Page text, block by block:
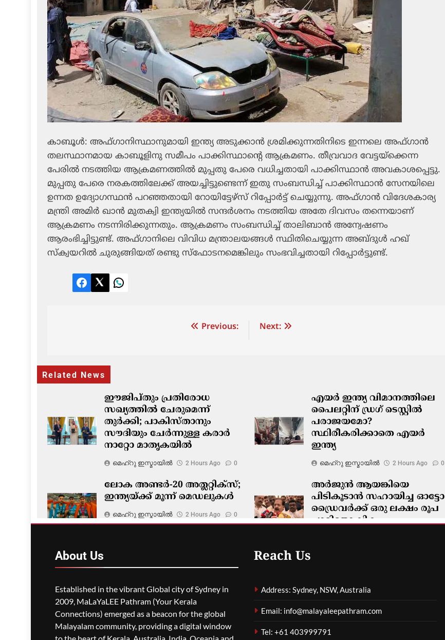
കാബൂള്‍: അഫ്ഗാനിസ്ഥാനുമായി ഇന്ത്യ അടുക്കാന്‍ ശ്രമിക്കുന്നതിനിടെ ഇന്നലെ അഫ്ഗാന്‍
തലസ്ഥാനമായ കാബൂളിനു സമീപം പാക്കിസ്ഥാന്റെ ആക്രമണം. തീവ്രവാദ വേട്ടയ്‌ക്കെന്ന
പേരില്‍ നടത്തിയ ആക്രമണത്തില്‍ മുപ്പതു പേരെ വധിച്ചതായി പാക്കിസ്ഥാന്‍ അവകാശപ്പെട്ടു.
മുപ്പതു പേരെ നരകത്തിലേക്ക് അയച്ചിട്ടുണ്ടെന്ന് ഇതു സംബന്ധിച്ച് പാക്കിസ്ഥാന്‍ സേനയിലെ
ഉന്നത ഉദ്യോഗസ്ഥന്‍ പറഞ്ഞതായി റോയിട്ടേഴ്‌സ് റിപ്പോര്‍ട്ട് ചെയ്യുന്നു. അഫ്ഗാന്‍ വിദേശകാര്യ
മന്ത്രി അമിര്‍ ഖാന്‍ മുതക്വി ഇന്ത്യയില്‍ സന്ദര്‍ശനം നടത്തിയ അതേ ദിവസം തന്നെയാണ്
ആക്രമണം നടന്നിരിക്കുന്നതും. ആക്രമണം സംബന്ധിച്ച് താലിബാന്‍ അന്വേഷണം
ആരംഭിച്ചിട്ടുണ്ട്. അഫ്ഗാനിലെ വിവിധ മന്ത്രാലയങ്ങള്‍ സ്ഥിതിചെയ്യുന്ന അബ്ദുള്‍ ഹഖ്
സ്‌ക്വയറില്‍ ചുരുങ്ങിയത് രണ്ടു സ്‌ഫോടനമെങ്കിലും സംഭവിച്ചതായി റിപ്പോര്‍ട്ടുണ്ട്.
Facebook
TwitterLinkedIn
Previous: Next:
Related News
ഈജിപ്തും പ്രതിരോധ
സഖ്യത്തിൽ ചേരുമെന്ന്
തുർക്കി; പാകിസ്താനും
സൗദിയും ചേർന്നുള്ള കരാർ
നാറ്റോ മാതൃകയിൽ
മെഹ്റു ഇസ്മായില്‍ 2 Hours Ago 0
എയർ ഇന്ത്യ വിമാനത്തിലെ
പൈലറ്റിന് ഡ്രഗ് ടെസ്റ്റിൽ
പരാജയമോ?
സ്ഥിരീകരിക്കാതെ എയർ
ഇന്ത്യ
മെഹ്റു ഇസ്മായില്‍ 2 Hours Ago 0
ലോക അണ്ടർ-20 അത്ലറ്റിക്സ്;
ഇന്ത്യയ്ക്ക് മൂന്ന് മെഡലുകൾ
മെഹ്റു ഇസ്മായില്‍ 2 Hours Ago 0
അർജുൻ ആയങ്കിയെ
പിടികൂടാൻ സഹായിച്ച ഓട്ടോ
ഡ്രൈവർക്ക് ഒരു ലക്ഷം രൂപ
പാരിതോഷികം
About Us
Established in the vibrant Global city of Sydney in
2009, MaLaYaLEE Pathram (Your Kerala
Connections) emerged as a beacon for the global
Malayalam community, providing a digital window
Reach Us
Address: Sydney, NSW, Australia
Email: info@malayaleepathram.com
Tel: +61 403999791